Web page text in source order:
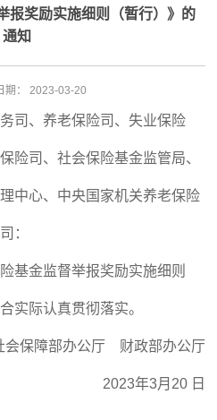
报奖励实施细则（暂行）》的
通知
： 2023-03-20
司、养老保险司、失业保险
险司、社会保险基金监管局、
中心、中央国家机关养老保险
：
金监督举报奖励实施细则
实际认真贯彻落实。
会保障部办公厅 财政部办公厅
年3月20 日